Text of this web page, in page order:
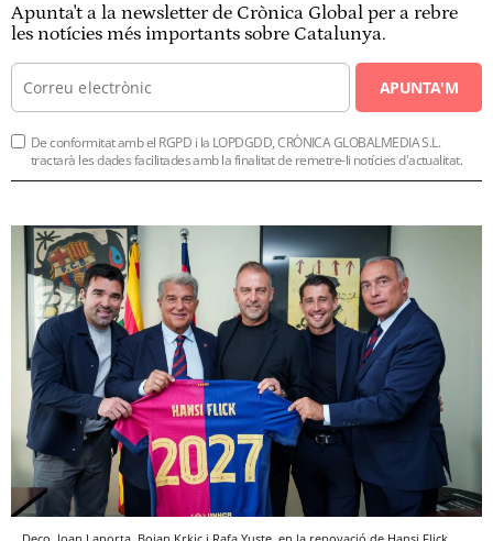
Apunta't a la newsletter de Crònica Global per a rebre
les notícies més importants sobre Catalunya.
APUNTA'M
De conformitat amb el RGPD i la LOPDGDD, CRÒNICA GLOBALMEDIA S.L.
tractarà les dades facilitades amb la finalitat de remetre-li notícies d'actualitat.